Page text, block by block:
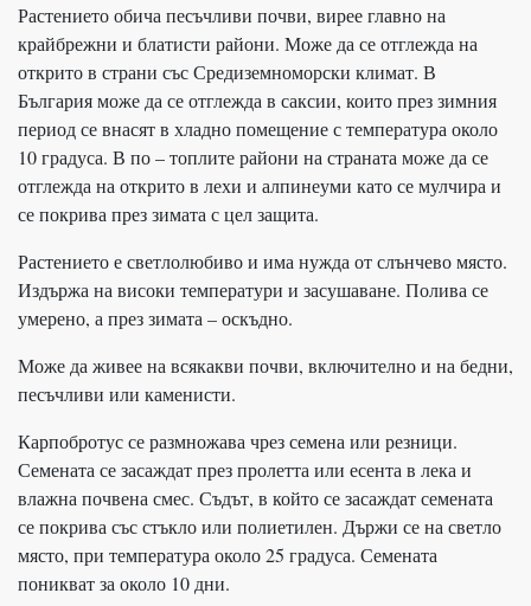
Растението обича песъчливи почви, вирее главно на
крайбрежни и блатисти райони. Може да се отглежда на
открито в страни със Средиземноморски климат. В
България може да се отглежда в саксии, които през зимния
период се внасят в хладно помещение с температура около
10 градуса. В по – топлите райони на страната може да се
отглежда на открито в лехи и алпинеуми като се мулчира и
се покрива през зимата с цел защита.
Растението е светлолюбиво и има нужда от слънчево място.
Издържа на високи температури и засушаване. Полива се
умерено, а през зимата – оскъдно.
Може да живее на всякакви почви, включително и на бедни,
песъчливи или каменисти.
Карпобротус се размножава чрез семена или резници.
Семената се засаждат през пролетта или есента в лека и
влажна почвена смес. Съдът, в който се засаждат семената
се покрива със стъкло или полиетилен. Държи се на светло
място, при температура около 25 градуса. Семената
поникват за около 10 дни.